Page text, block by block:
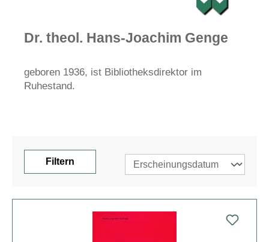
Dr. theol. Hans-Joachim Genge
geboren 1936, ist Bibliotheksdirektor im
Ruhestand.
Filtern